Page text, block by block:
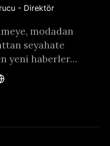
- Direktör
modadan
seyahate
yeni haberler…